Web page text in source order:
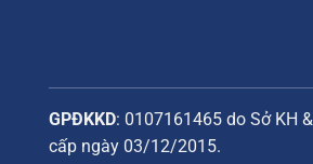
GPĐKKD: 0107161465 do Sở KH
cấp ngày 03/12/2015.